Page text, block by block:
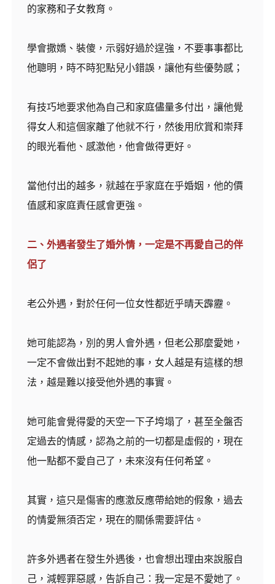
的家務和子女教育。
學會撒嬌、裝傻，示弱好過於逞強，不要事事都比
他聰明，時不時犯點兒小錯誤，讓他有些優勢感；
有技巧地要求他為自己和家庭儘量多付出，讓他覺
得女人和這個家離了他就不行，然後用欣賞和崇拜
的眼光看他、感激他，他會做得更好。
當他付出的越多，就越在乎家庭在乎婚姻，他的價
值感和家庭責任感會更強。
二、外遇者發生了婚外情，一定是不再愛自己的伴
侶了
老公外遇，對於任何一位女性都近乎晴天霹靂。
她可能認為，別的男人會外遇，但老公那麼愛她，
一定不會做出對不起她的事，女人越是有這樣的想
法，越是難以接受他外遇的事實。
她可能會覺得愛的天空一下子垮塌了，甚至全盤否
定過去的情感，認為之前的一切都是虛假的，現在
他一點都不愛自己了，未來沒有任何希望。
其實，這只是傷害的應激反應帶給她的假象，過去
的情愛無須否定，現在的關係需要評估。
許多外遇者在發生外遇後，也會想出理由來說服自
己，減輕罪惡感，告訴自己：我一定是不愛她了。